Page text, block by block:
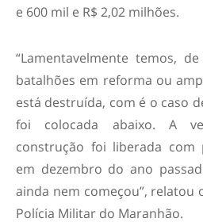
e 600 mil e R$ 2,02 milhões.
“Lamentavelmente temos,
batalhões em reforma ou
está destruída, com é o caso
foi colocada abaixo. A
construção foi liberada com
em dezembro do ano
ainda nem começou”, relatou
Polícia Militar do Maranhão.